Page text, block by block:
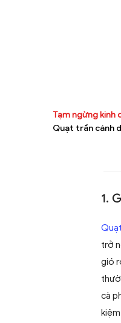
Tạm ngừng kinh
Quạt trần cánh
1.
trở
gió
cà